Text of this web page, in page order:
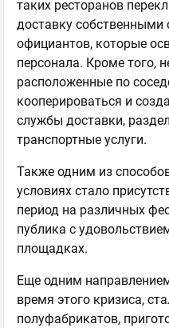
таких ресторанов
доставку
официантов, которые
персонала. Кроме того,
расположенные по
кооперироваться и
службы доставки,
транспортные услуги.
Также одним из
условиях стало
период на различных
публика с
площадках.
Еще одним
время этого кризиса,
полуфабрикатов,